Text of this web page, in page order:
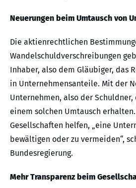
Neuerungen beim Umtausch von
Die aktienrechtlichen
Wandelschuldverschreibungen
Inhaber, also dem Gläubiger, das
in Unternehmensanteile. Mit der
Unternehmen, also der
einem solchen Umtausch
Gesellschaften helfen, „eine
bewältigen oder zu vermeiden“,
Bundesregierung.
Mehr Transparenz beim